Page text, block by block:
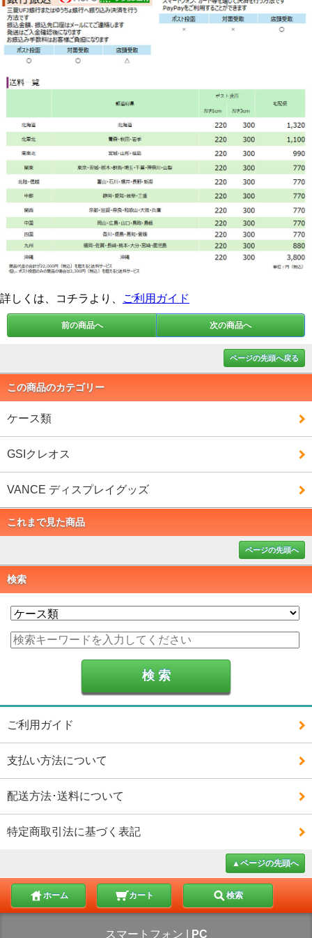
詳しくは、コチラより、 ご利用ガイド
前の商品へ 次の商品へ
ページの先頭へ戻る
この商品のカテゴリー
ケース類
GSIクレオス
VANCE ディスプレイグッズ
これまで見た商品
ページの先頭へ
検索
ご利用ガイド
支払い方法について
配送方法･送料について
特定商取引法に基づく表記
▲ページの先頭へ
ホーム カート 検索
スマートフォン PC